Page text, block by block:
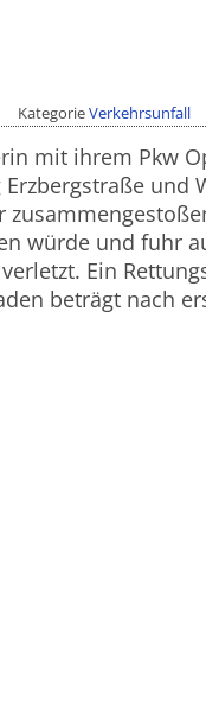
KategorieVerkehrsunfall
mit ihrem Pkw
und
würde und fuhr
Ein
beträgt nach